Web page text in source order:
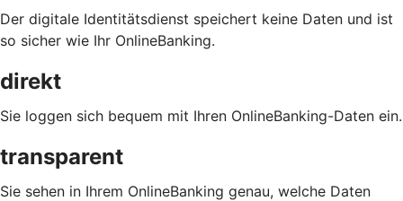
Der digitale Identitätsdienst speichert keine Daten und ist
so sicher wie Ihr OnlineBanking.
direkt
Sie loggen sich bequem mit Ihren OnlineBanking-Daten ein.
transparent
Sie sehen in Ihrem OnlineBanking genau, welche Daten